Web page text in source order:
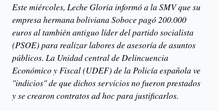
Este miércoles, Leche Gloria informó a la SMV que su
empresa hermana boliviana Soboce pagó 200.000
euros al también antiguo líder del partido socialista
(PSOE) para realizar labores de asesoría de asuntos
públicos. La Unidad central de Delincuencia
Económico y Fiscal (UDEF) de la Policía española ve
"indicios" de que dichos servicios no fueron prestados
y se crearon contratos ad hoc para justificarlos.